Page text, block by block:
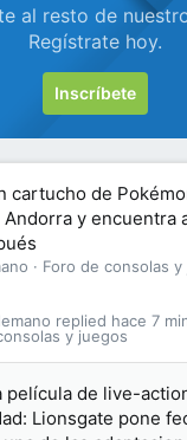
al resto de
Regístrate hoy.
Inscríbete
cartucho de
y encuentra
Foro de consolas y
y juegos
hace 7
película de live-
Lionsgate pone